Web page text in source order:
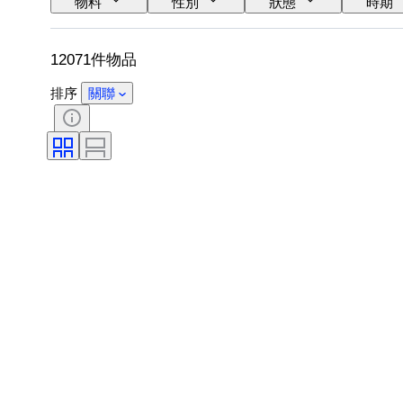
時代
電力儲備 自鳴鐘
12071件物品
排序 關聯